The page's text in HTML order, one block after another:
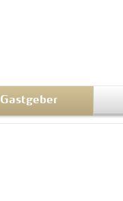
Gastgeber